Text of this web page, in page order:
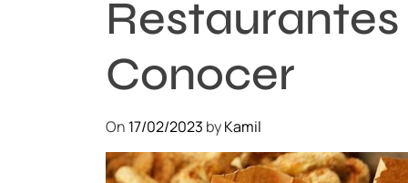
Conocer
On 17/02/2023 byKamil